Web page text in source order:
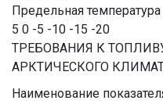
Предельная
5 0 -5 -10 -15 -20
ТРЕБОВАНИЯ К
АРКТИЧЕСКОГО
Наименование